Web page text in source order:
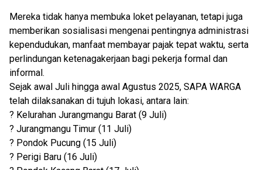
Mereka tidak hanya membuka loket pelayanan, tetapi juga
memberikan sosialisasi mengenai pentingnya administrasi
kependudukan, manfaat membayar pajak tepat waktu, serta
perlindungan ketenagakerjaan bagi pekerja formal dan
informal.
Sejak awal Juli hingga awal Agustus 2025, SAPA WARGA
telah dilaksanakan di tujuh lokasi, antara lain:
? Kelurahan Jurangmangu Barat (9 Juli)
? Jurangmangu Timur (11 Juli)
? Pondok Pucung (15 Juli)
? Perigi Baru (16 Juli)